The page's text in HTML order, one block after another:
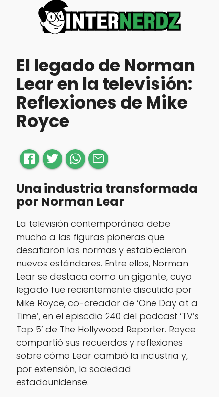
El legado de Norman
Lear en la televisión:
Reflexiones de Mike
Royce
Una industria transformada
por Norman Lear
La televisión contemporánea debe
mucho a las figuras pioneras que
desafiaron las normas y establecieron
nuevos estándares. Entre ellos, Norman
Lear se destaca como un gigante, cuyo
legado fue recientemente discutido por
Mike Royce, co-creador de ‘One Day at a
Time’, en el episodio 240 del podcast ‘TV’s
Top 5’ de The Hollywood Reporter. Royce
compartió sus recuerdos y reflexiones
sobre cómo Lear cambió la industria y,
por extensión, la sociedad
estadounidense.